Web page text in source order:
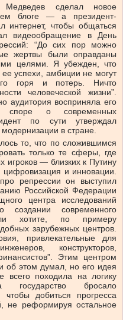
сделал новое
блоге — а президент-
интернет, чтобы общаться
видеообращение в День
“До сих пор можно
жертвы были оправданы
целями. Я убежден, что
ее успехи, амбиции не могут
горя и потерь. Ничто
человеческой жизни”.
аудитория восприняла его
о современных
по сути утверждал
модернизации в стране.
то, что по сложившимся
только те сферы, где
— близких к Путину
и инновации.
репрессии он выступил
Российской Федерации
центра исследований
современного
хотите, по примеру
зарубежных центров.
привлекательные для
конструкторов,
Этим центром
об этом думал, но его идея
всего походила на логику
государство бросало
добиться прогресса
не реформируя остальное